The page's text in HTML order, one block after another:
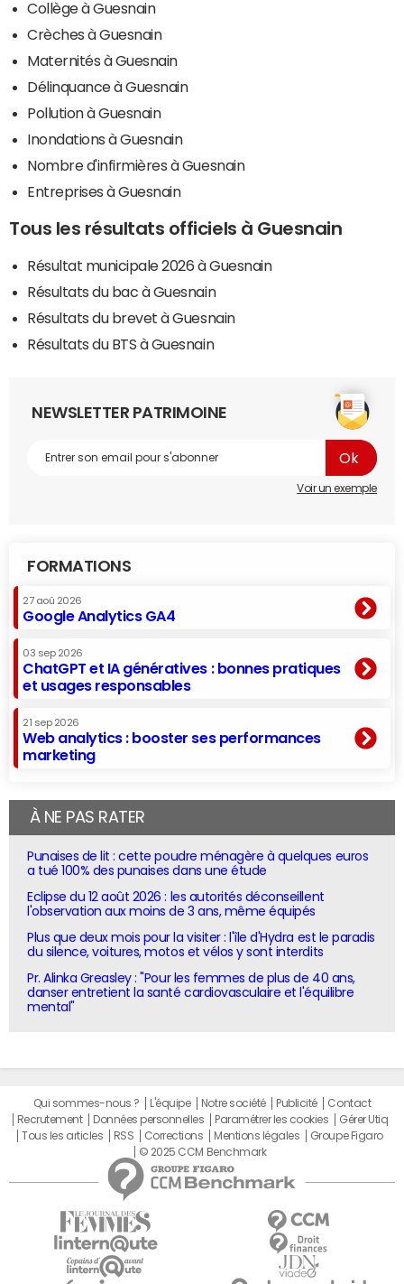
Collège à Guesnain
Crèches à Guesnain
Maternités à Guesnain
Délinquance à Guesnain
Pollution à Guesnain
Inondations à Guesnain
Nombre d'infirmières à Guesnain
Entreprises à Guesnain
Tous les résultats officiels à Guesnain
Résultat municipale 2026 à Guesnain
Résultats du bac à Guesnain
Résultats du brevet à Guesnain
Résultats du BTS à Guesnain
NEWSLETTER PATRIMOINE
Voir un exemple
FORMATIONS
27 aoû 2026
Google Analytics GA4
03 sep 2026
ChatGPT et IA génératives : bonnes pratiques
et usages responsables
21 sep 2026
Web analytics : booster ses performances
marketing
À NE PAS RATER
Punaises de lit : cette poudre ménagère à quelques euros
a tué 100% des punaises dans une étude
Eclipse du 12 août 2026 : les autorités déconseillent
l'observation aux moins de 3 ans, même équipés
Plus que deux mois pour la visiter : l'île d'Hydra est le paradis
du silence, voitures, motos et vélos y sont interdits
Pr. Alinka Greasley : "Pour les femmes de plus de 40 ans,
danser entretient la santé cardiovasculaire et l'équilibre
mental"
Qui sommes-nous ? L'équipe Notre société Publicité
Contact
Recrutement
Données personnelles Paramétrer les cookies
Gérer Utiq
Tous les articles
RSS Corrections Mentions légales
Groupe Figaro
© 2025 CCM Benchmark